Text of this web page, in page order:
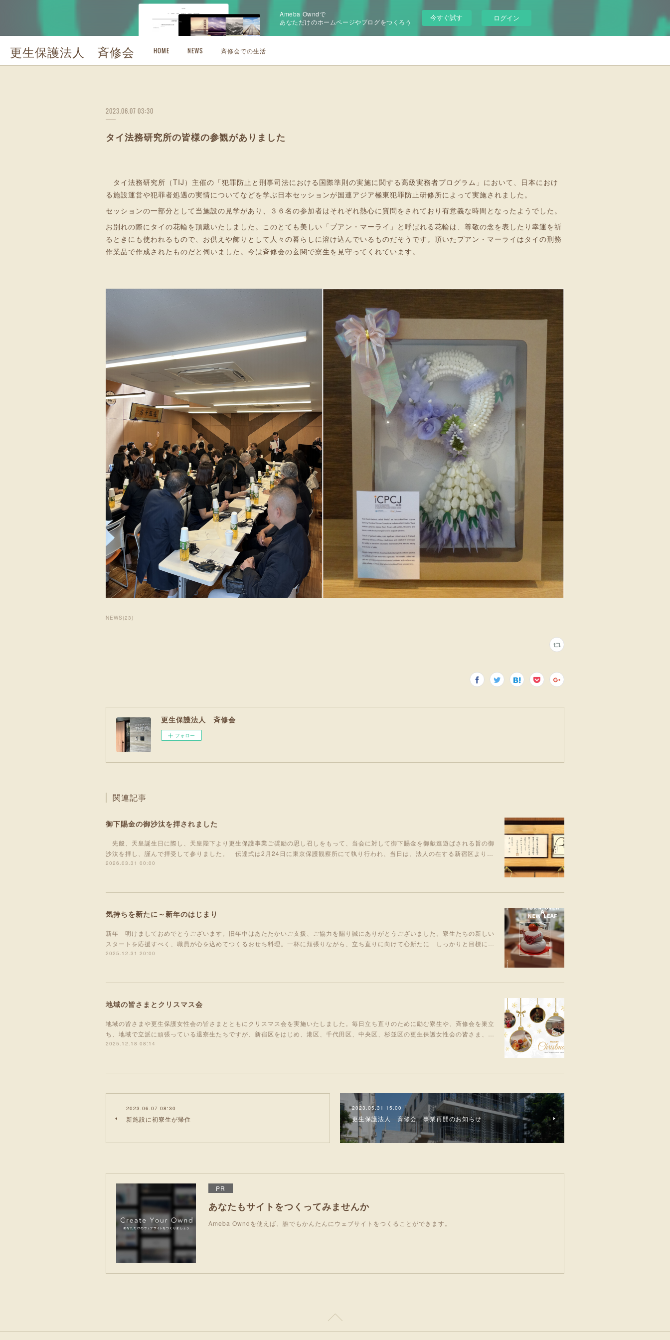
Ameba Owndで
あなただけのホームページやブログをつくろう
今すぐ試す ログイン
更生保護法人 斉修会 HOME NEWS 斉修会での生活
2023.06.07 03:30
タイ法務研究所の皆様の参観がありました
タイ法務研究所（TIJ）主催の「犯罪防止と刑事司法における国際準則の実施に関する高級実務者プログラム」において、日本におけ
る施設運営や犯罪者処遇の実情についてなどを学ぶ日本セッションが国連アジア極東犯罪防止研修所によって実施されました。
セッションの一部分として当施設の見学があり、３６名の参加者はそれぞれ熱心に質問をされており有意義な時間となったようでした。
お別れの際にタイの花輪を頂戴いたしました。このとても美しい「プアン・マーライ」と呼ばれる花輪は、尊敬の念を表したり幸運を祈
るときにも使われるもので、お供えや飾りとして人々の暮らしに溶け込んでいるものだそうです。頂いたプアン・マーライはタイの刑務
作業品で作成されたものだと伺いました。今は斉修会の玄関で寮生を見守ってくれています。
NEWS (23)
更生保護法人 斉修会
フォロー
関連記事
御下賜金の御沙汰を拝されました
先般、天皇誕生日に際し、天皇陛下より更生保護事業ご奨励の思し召しをもって、当会に対して御下賜金を御献進遊ばされる旨の御
沙汰を拝し、謹んで拝受して参りました。 伝達式は2月24日に東京保護観察所にて執り行われ、当日は、法人の在する新宿区より…
2026.03.31 00:00
気持ちを新たに～新年のはじまり
新年 明けましておめでとうございます。旧年中はあたたかいご支援、ご協力を賜り誠にありがとうございました。寮生たちの新しい
スタートを応援すべく、職員が心を込めてつくるおせち料理。一杯に頬張りながら、立ち直りに向けて心新たに しっかりと目標に…
2025.12.31 20:00
地域の皆さまとクリスマス会
地域の皆さまや更生保護女性会の皆さまとともにクリスマス会を実施いたしました。毎日立ち直りのために励む寮生や、斉修会を巣立
ち、地域で立派に頑張っている退寮生たちですが、新宿区をはじめ、港区、千代田区、中央区、杉並区の更生保護女性会の皆さま、…
2025.12.18 08:14
2023.06.07 08:30
新施設に初寮生が帰住
2023.05.31 15:00
更生保護法人 斉修会 事業再開のお知らせ
PR
あなたもサイトをつくってみませんか
Ameba Owndを使えば、誰でもかんたんにウェブサイトをつくることができます。